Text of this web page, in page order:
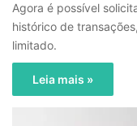
Agora é possível
histórico de
limitado.
Leia mais »